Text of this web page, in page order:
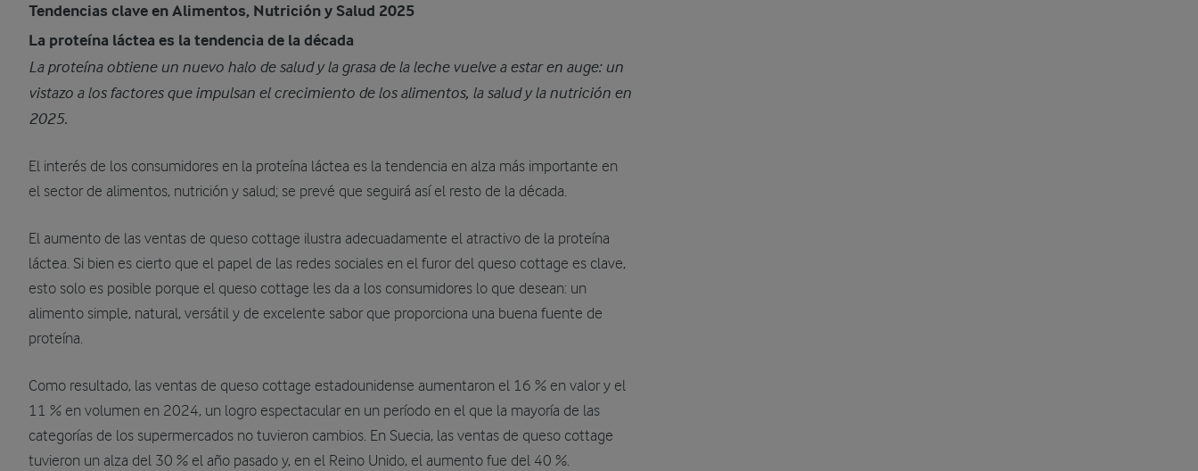
Tendencias clave en Alimentos, Nutrición y Salud 2025
La proteína láctea es la tendencia de la década
La proteína obtiene un nuevo halo de salud y la grasa de la leche vuelve a estar en auge: un
vistazo a los factores que impulsan el crecimiento de los alimentos, la salud y la nutrición en
2025.
El interés de los consumidores en la proteína láctea es la tendencia en alza más importante en
el sector de alimentos, nutrición y salud; se prevé que seguirá así el resto de la década.
El aumento de las ventas de queso cottage ilustra adecuadamente el atractivo de la proteína
láctea. Si bien es cierto que el papel de las redes sociales en el furor del queso cottage es clave,
esto solo es posible porque el queso cottage les da a los consumidores lo que desean: un
alimento simple, natural, versátil y de excelente sabor que proporciona una buena fuente de
proteína.
Como resultado, las ventas de queso cottage estadounidense aumentaron el 16 % en valor y el
11 % en volumen en 2024, un logro espectacular en un período en el que la mayoría de las
categorías de los supermercados no tuvieron cambios. En Suecia, las ventas de queso cottage
tuvieron un alza del 30 % el año pasado y, en el Reino Unido, el aumento fue del 40 %.